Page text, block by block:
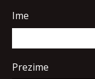
Ime
Prezime